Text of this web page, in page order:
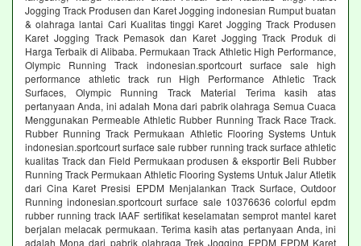
Jogging Track Produsen dan Karet Jogging indonesian Rumput buatan
& olahraga lantai Cari Kualitas tinggi Karet Jogging Track Produsen
Karet Jogging Track Pemasok dan Karet Jogging Track Produk di
Harga Terbaik di Alibaba. Permukaan Track Athletic High Performance,
Olympic Running Track indonesian.sportcourt surface sale high
performance athletic track run High Performance Athletic Track
Surfaces, Olympic Running Track Material Terima kasih atas
pertanyaan Anda, ini adalah Mona dari pabrik olahraga Semua Cuaca
Menggunakan Permeable Athletic Rubber Running Track Race Track.
Rubber Running Track Permukaan Athletic Flooring Systems Untuk
indonesian.sportcourt surface sale rubber running track surface athletic
kualitas Track dan Field Permukaan produsen & eksportir Beli Rubber
Running Track Permukaan Athletic Flooring Systems Untuk Jalur Atletik
dari Cina Karet Presisi EPDM Menjalankan Track Surface, Outdoor
Running indonesian.sportcourt surface sale 10376636 colorful epdm
rubber running track IAAF sertifikat keselamatan semprot mantel karet
berjalan melacak permukaan. Terima kasih atas pertanyaan Anda, ini
adalah Mona dari pabrik olahraga Trek Jogging EPDM EPDM Karet